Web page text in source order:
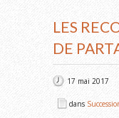
LES
DE
17 mai 2017
dans